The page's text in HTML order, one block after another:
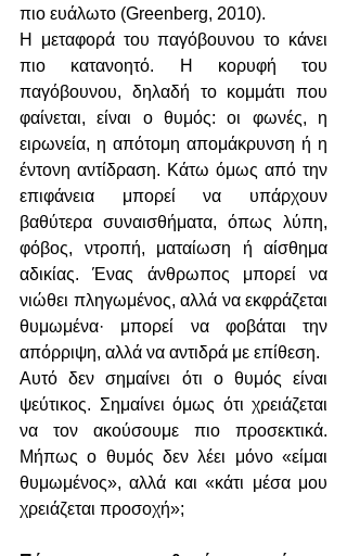
πιο ευάλωτο (Greenberg, 2010).
Η μεταφορά του παγόβουνου το κάνει
πιο κατανοητό. Η κορυφή του
παγόβουνου, δηλαδή το κομμάτι που
φαίνεται, είναι ο θυμός: οι φωνές, η
ειρωνεία, η απότομη απομάκρυνση ή η
έντονη αντίδραση. Κάτω όμως από την
επιφάνεια μπορεί να υπάρχουν
βαθύτερα συναισθήματα, όπως λύπη,
φόβος, ντροπή, ματαίωση ή αίσθημα
αδικίας. Ένας άνθρωπος μπορεί να
νιώθει πληγωμένος, αλλά να εκφράζεται
θυμωμένα· μπορεί να φοβάται την
απόρριψη, αλλά να αντιδρά με επίθεση.
Αυτό δεν σημαίνει ότι ο θυμός είναι
ψεύτικος. Σημαίνει όμως ότι χρειάζεται
να τον ακούσουμε πιο προσεκτικά.
Μήπως ο θυμός δεν λέει μόνο «είμαι
θυμωμένος», αλλά και «κάτι μέσα μου
χρειάζεται προσοχή»;